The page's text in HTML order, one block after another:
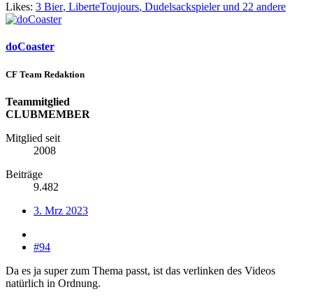
Likes: 3 Bier, LiberteToujours, Dudelsackspielerund 22 andere
doCoaster
CF Team Redaktion
Teammitglied
CLUBMEMBER
Mitglied seit
2008
Beiträge
9.482
3. Mrz 2023
#94
Da es ja super zum Thema passt, ist das verlinken des Videos
natürlich in Ordnung.